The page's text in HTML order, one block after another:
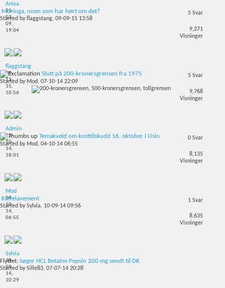
Anisa
21-
03-
09,
19:04
Moringa, noen som har hørt om det?
Started byflaggstang, 09-09-15 13:58
5 Svar
9,271
Visninger
flaggstang
09-
11-
15,
10:56
Slutt på 200-kronersgrensen fra 1975
Started by Mod, 07-10-14 22:09
5 Svar
9,768
Visninger
Admin
13-
10-
14,
18:01
Temakveld om kosttilskudd 16. oktober i Oslo
Started by Mod, 04-10-14 06:55
0 Svar
8,135
Visninger
Mod
04-
10-
14,
06:55
Kaffelavement
Started bySylvia, 10-09-14 09:56
1 Svar
8,635
Visninger
Sylvia
10-
09-
14,
10:29
Flyttet: Søger HCL Betaine Pepsin 200 mg sendt til DK
Started bySille83, 07-07-14 20:28